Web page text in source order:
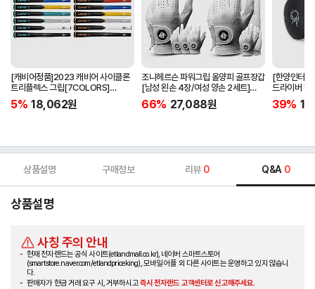
[캐비어정품]2023 캐비어 사이클론
트리플렉스 그립[7COLORS]
[라운드][39g/42g/46g/50g]
[R/S 토크]
5% 18,062원
조니헤르슨 파워그립 올양피 골프장갑
[남성 왼손 4장/여성 양손 2세트]
[화이트][케이스포함]
66% 27,088원
[한양인터
드라이버 헤
[HD-302]
39%
상품설명 구매정보 리뷰 0 Q&A 0
상품설명
사칭 주의 안내
현재 전자랜드는 공식 사이트(etlandmall.co.kr), 네이버 스마트스토어
(smartstore.naver.com/etlandpriceking), 모바일 어플 외 다른 사이트는 운영하고 있지 않습니
다.
판매자가 현금 거래 요구 시, 거부하시고즉시 전자랜드 고객센터로 신고해주세요.